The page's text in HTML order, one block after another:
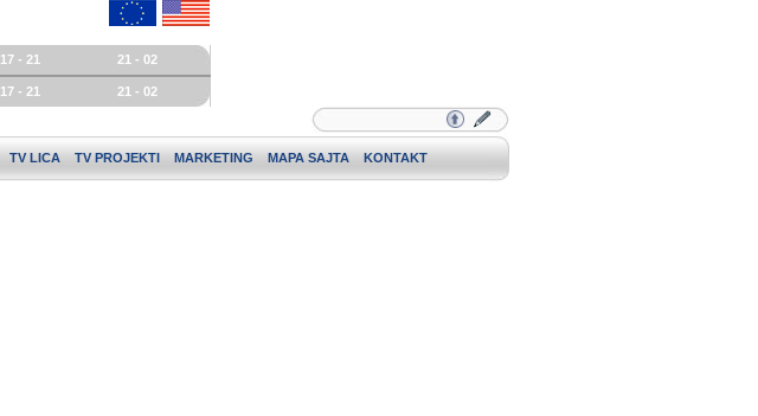
17 - 21 21 - 02
17 - 21 21 - 02
TV LICA TV PROJEKTI MARKETING MAPA SAJTA KONTAKT